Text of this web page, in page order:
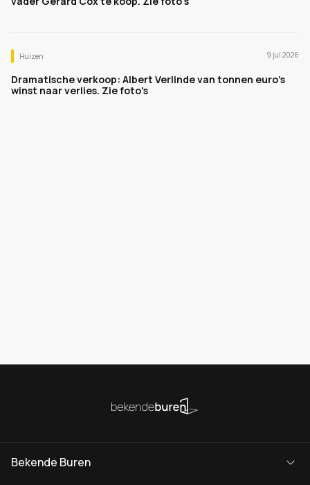
Huizen 9 jul 2026
Dramatische verkoop: Albert Verlinde van tonnen euro's
winst naar verlies. Zie foto's
Bekende Buren